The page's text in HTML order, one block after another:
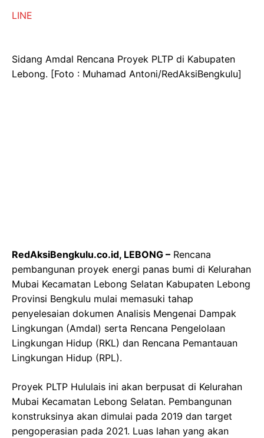
LINE
Sidang Amdal Rencana Proyek PLTP di Kabupaten
Lebong. [Foto : Muhamad Antoni/RedAksiBengkulu]
RedAksiBengkulu.co.id, LEBONG – Rencana
pembangunan proyek energi panas bumi di Kelurahan
Mubai Kecamatan Lebong Selatan Kabupaten Lebong
Provinsi Bengkulu mulai memasuki tahap
penyelesaian dokumen Analisis Mengenai Dampak
Lingkungan (Amdal) serta Rencana Pengelolaan
Lingkungan Hidup (RKL) dan Rencana Pemantauan
Lingkungan Hidup (RPL).
Proyek PLTP Hululais ini akan berpusat di Kelurahan
Mubai Kecamatan Lebong Selatan. Pembangunan
konstruksinya akan dimulai pada 2019 dan target
pengoperasian pada 2021. Luas lahan yang akan